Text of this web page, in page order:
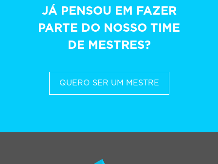
JÁ PENSOU EM FAZER
PARTE DO NOSSO TIME
DE MESTRES?
QUERO SER UM MESTRE